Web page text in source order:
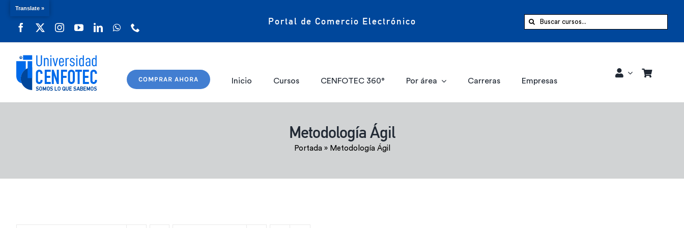
Portal de Comercio Electrónico Buscar:
COMPRAR AHORA Inicio Cursos CENFOTEC 360° Por área Carreras Empresas
Metodología Ágil
Portada» Metodología Ágil
Translate »